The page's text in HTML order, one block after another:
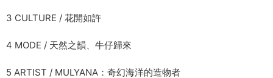
3 CULTURE / 花開如許
4 MODE / 天然之韻、牛仔歸來
5 ARTIST / MULYANA：奇幻海洋的造物者